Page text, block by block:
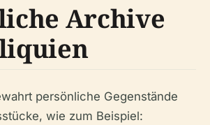
Archive
persönliche Gegenstände
wie zum Beispiel: